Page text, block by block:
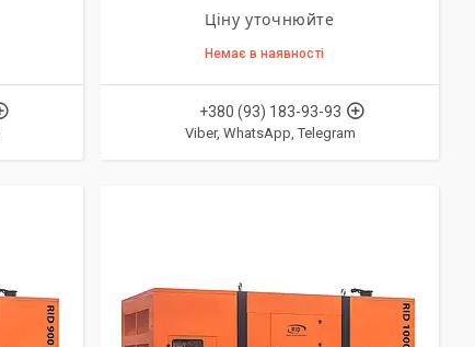
Ціну уточнюйте
Немає в наявності
+380 (93) 183-93-93
Viber, WhatsApp, Telegram